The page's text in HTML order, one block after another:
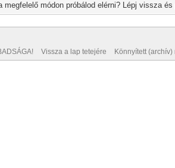
módon próbálod elérni? Lépj vissza és
Vissza a lap tetejére Könnyített (archív)